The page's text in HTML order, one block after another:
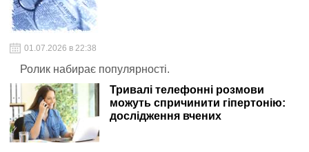
01.07.2026 в 22:38
Ролик набирає популярності.
Тривалі телефонні розмови
можуть спричинити гіпертонію:
дослідження вчених